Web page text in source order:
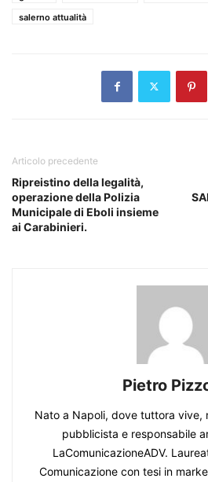
salerno attualità
Articolo precedente
Ripreistino della legalità,
operazione della Polizia
Municipale di Eboli insieme
ai Carabinieri.
Pietro
Nato a Napoli, dove tuttora vive,
pubblicista e responsabile
LaComunicazioneADV.
Comunicazione con tesi in